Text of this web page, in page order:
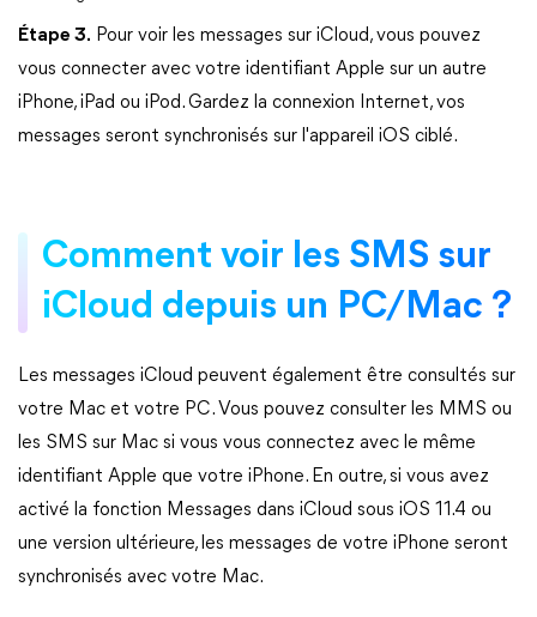
Étape 3. Pour voir les messages sur iCloud, vous pouvez
vous connecter avec votre identifiant Apple sur un autre
iPhone, iPad ou iPod. Gardez la connexion Internet, vos
messages seront synchronisés sur l'appareil iOS ciblé.
Comment voir les SMS sur
iCloud depuis un PC/Mac ?
Les messages iCloud peuvent également être consultés sur
votre Mac et votre PC. Vous pouvez consulter les MMS ou
les SMS sur Mac si vous vous connectez avec le même
identifiant Apple que votre iPhone. En outre, si vous avez
activé la fonction Messages dans iCloud sous iOS 11.4 ou
une version ultérieure, les messages de votre iPhone seront
synchronisés avec votre Mac.